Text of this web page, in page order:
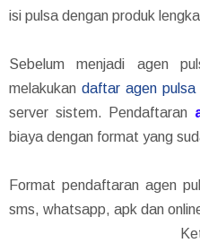
isi pulsa dengan produk
Sebelum menjadi agen
melakukan daftar agen
server sistem. Pendaftaran
biaya dengan format yang
Format pendaftaran agen
sms, whatsapp, apk dan